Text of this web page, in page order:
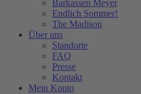
Barkassen Meyer
Endlich Sommer!
The Madison
Über uns
Standorte
FAQ
Presse
Kontakt
Mein Konto